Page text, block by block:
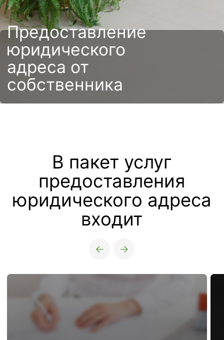
В пакет услуг
предоставления
юридического адреса
входит
Рабочее место с
прямым договором
Полный пакет
документов для
Стоимость
Пакет на 11 месяцев: